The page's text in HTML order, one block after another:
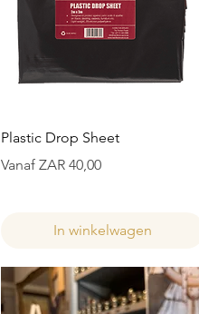
Snel overzicht
Plastic Drop Sheet
Vanaf ZAR 40,00
Verkoopprijs
In winkelwagen